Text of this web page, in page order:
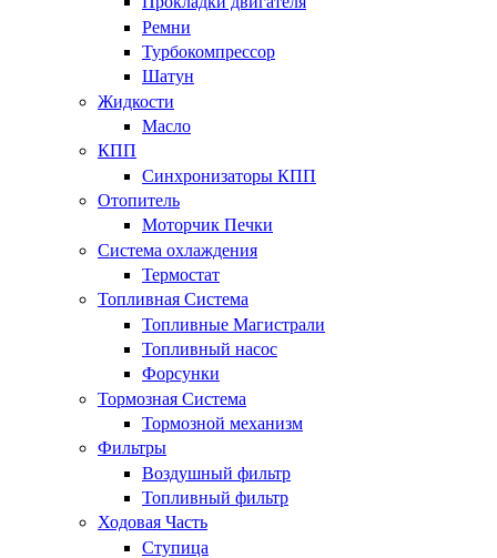
Ремни
Турбокомпрессор
Шатун
Жидкости
Масло
КПП
Синхронизаторы КПП
Отопитель
Моторчик Печки
Система охлаждения
Термостат
Топливная Система
Топливные Магистрали
Топливный насос
Форсунки
Тормозная Система
Тормозной механизм
Фильтры
Воздушный фильтр
Топливный фильтр
Ходовая Часть
Ступица